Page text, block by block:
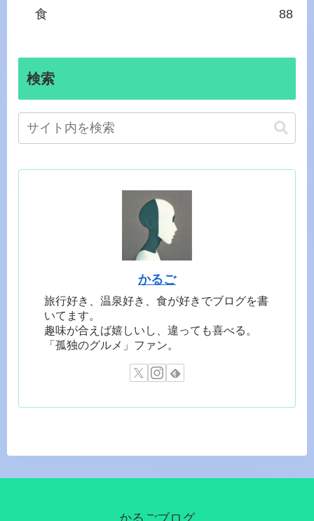
食 88
検索
かるご
旅行好き、温泉好き、食が好きでブログを書
いてます。
趣味が合えば嬉しいし、違っても喜べる。
「孤独のグルメ」ファン。
かるごブログ